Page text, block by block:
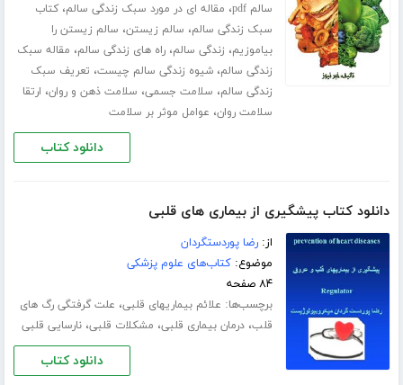
سالم pdf
، مقاله ای در مورد سبک زندگی سالم،کتاب
سبک زندگی سالم، سالم زیستن، سالم زیستن را
بیاموزیم، زندگی سالم،راه های زندگی سالم، مقاله سبک
زندگی سالم،شیوه زندگی سالم چیست، تعریف سبک
زندگی سالم، سلامت جسمی، سلامت ذهن و روان، ارتقا
سلامت روان، عوامل موثر بر سلامت
دانلود کتاب
دانلود کتاب پیشگیری از بیماری های قلبی
از:رضا پوردستگردان
موضوع:کتاب‌های علوم پزشکی
۸۴ صفحه
برچسب‌ها: علائم بیماریهای قلبی، علت گرفتگی رگ های
قلب،درمان بیماری قلبی، مشکلات قلبی،نارسایی قلبی
دانلود کتاب